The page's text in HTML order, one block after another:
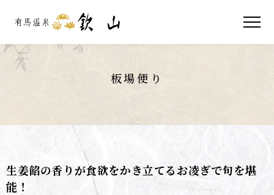
板場便り
生姜餡の香りが食欲をかき立てるお凌ぎで旬を堪
能！